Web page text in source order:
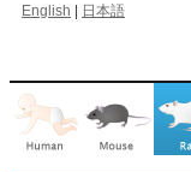
English 日本語